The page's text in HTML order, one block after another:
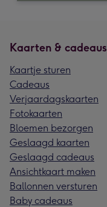
Kaarten & cadeaus
Kaartje sturen
Cadeaus
Verjaardagskaarten
Fotokaarten
Bloemen bezorgen
Geslaagd kaarten
Geslaagd cadeaus
Ansichtkaart maken
Ballonnen versturen
Baby cadeaus